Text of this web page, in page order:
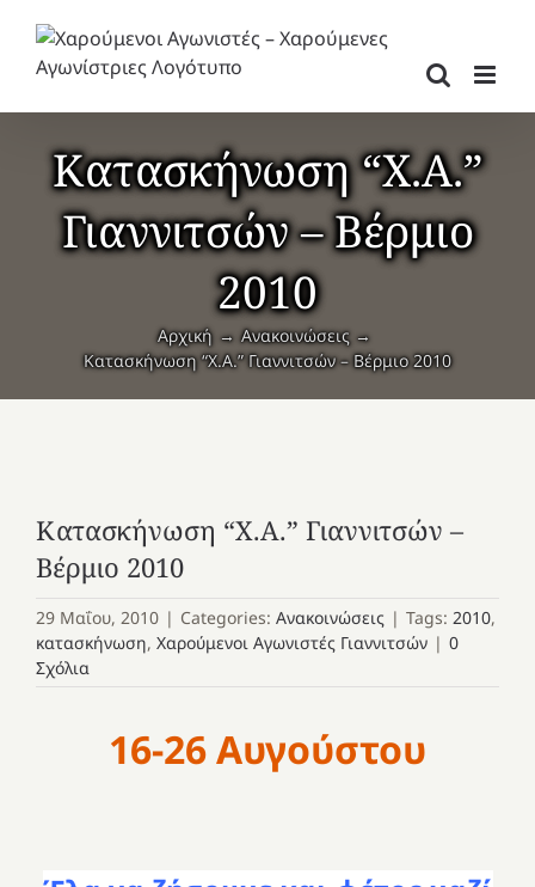
περιεχόμενο
Κατασκήνωση “Χ.Α.”
Γιαννιτσών – Βέρμιο
2010
Αρχική
Ανακοινώσεις
Κατασκήνωση “Χ.Α.” Γιαννιτσών – Βέρμιο 2010
Κατασκήνωση “Χ.Α.” Γιαννιτσών –
Βέρμιο 2010
29 Μαΐου, 2010 | Categories: Ανακοινώσεις | Tags: 2010,
κατασκήνωση, Χαρούμενοι Αγωνιστές Γιαννιτσών | 0
Σχόλια
16-26 Αυγούστου